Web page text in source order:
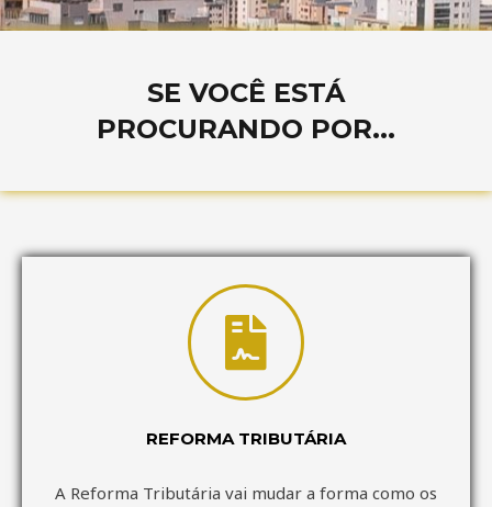
SE VOCÊ ESTÁ
PROCURANDO POR...
REFORMA TRIBUTÁRIA
A Reforma Tributária vai mudar a forma como os